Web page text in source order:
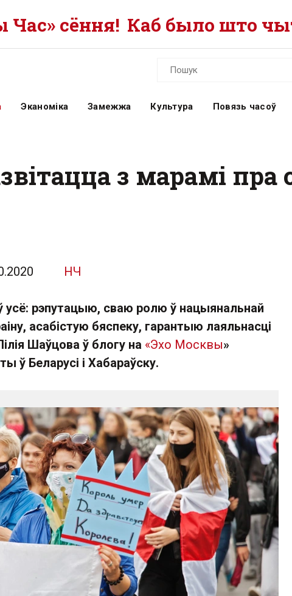
сёння! Каб было што
Эканоміка Замежжа Культура Повязь часоў
з марамі
НЧ
усё: рэпутацыю, сваю ролю ў нацыянальнай
асабістую бяспеку, гарантыю лаяльнасці
Шаўцова ў блогу на «Эхо Москвы»
ў Беларусі і Хабараўску.